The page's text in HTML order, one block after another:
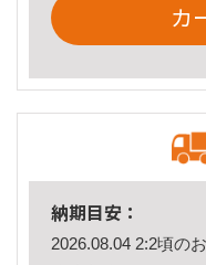
カ
納期目安：
2026.08.04 2:2頃の